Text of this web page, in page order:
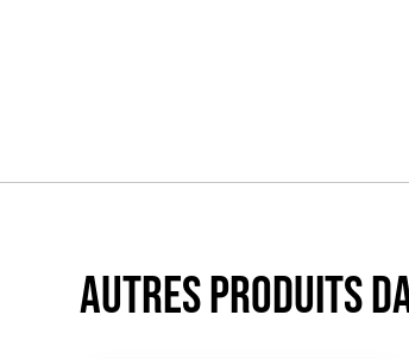
Autres produits